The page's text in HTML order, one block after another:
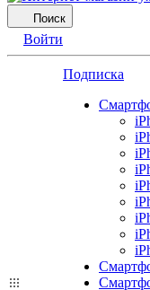
Поиск
Войти
Подписка